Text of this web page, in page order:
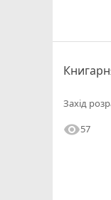
Захід
visibility57